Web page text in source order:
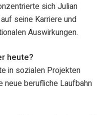
sich Julian
seine Karriere und
Auswirkungen.
heute?
in sozialen Projekten
neue berufliche Laufbahn